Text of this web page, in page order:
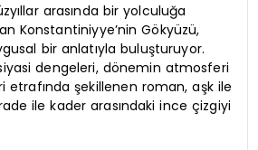
arasında bir yolculuğa
Konstantiniyye’nin Gökyüzü,
bir anlatıyla buluşturuyor.
siyasi dengeleri, dönemin atmosferi
etrafında şekillenen roman, aşk ile
ile kader arasındaki ince çizgiyi